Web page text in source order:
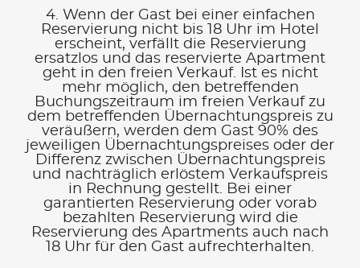
4. Wenn der Gast bei einer einfachen
Reservierung nicht bis 18 Uhr im Hotel
erscheint, verfällt die Reservierung
ersatzlos und das reservierte Apartment
geht in den freien Verkauf. Ist es nicht
mehr möglich, den betreffenden
Buchungszeitraum im freien Verkauf zu
dem betreffenden Übernachtungspreis zu
veräußern, werden dem Gast 90% des
jeweiligen Übernachtungspreises oder der
Differenz zwischen Übernachtungspreis
und nachträglich erlöstem Verkaufspreis
in Rechnung gestellt. Bei einer
garantierten Reservierung oder vorab
bezahlten Reservierung wird die
Reservierung des Apartments auch nach
18 Uhr für den Gast aufrechterhalten.